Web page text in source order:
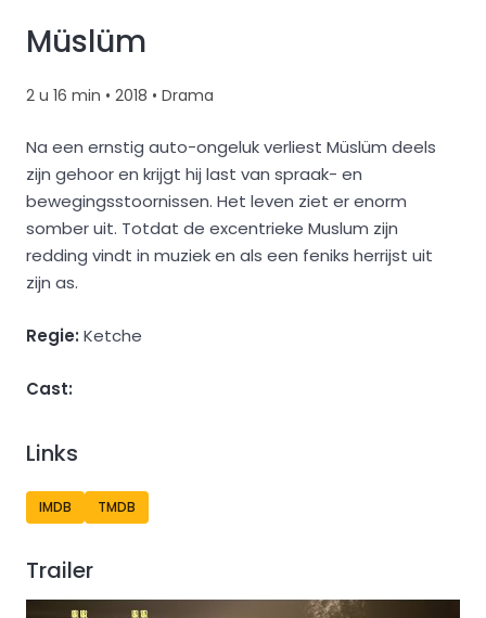
Müslüm
2 u 16 min • 2018 • Drama
Na een ernstig auto-ongeluk verliest Müslüm deels
zijn gehoor en krijgt hij last van spraak- en
bewegingsstoornissen. Het leven ziet er enorm
somber uit. Totdat de excentrieke Muslum zijn
redding vindt in muziek en als een feniks herrijst uit
zijn as.
Regie: Ketche
Cast:
Links
IMDB TMDB
Trailer